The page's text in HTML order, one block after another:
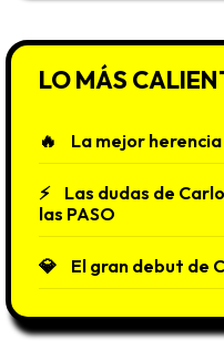
LO MÁS
La mejor
Las dudas de
las PASO
El gran debut de